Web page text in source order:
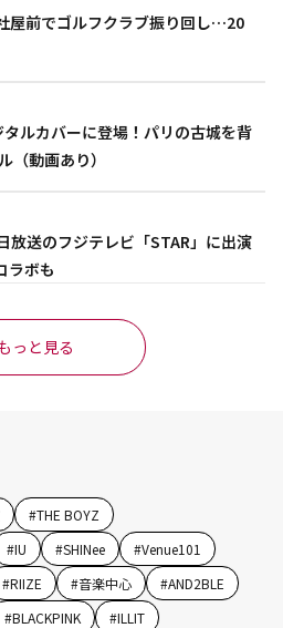
屋前でゴルフクラブ振り回し…20
ルカバーに登場！パリの古城を背
（動画あり）
放送のフジテレビ「STAR」に出演
ラボも
っと見る
#THE BOYZ
#IU #SHINee #Venue101
#RIIZE #音楽中心 #AND2BLE
#BLACKPINK #ILLIT